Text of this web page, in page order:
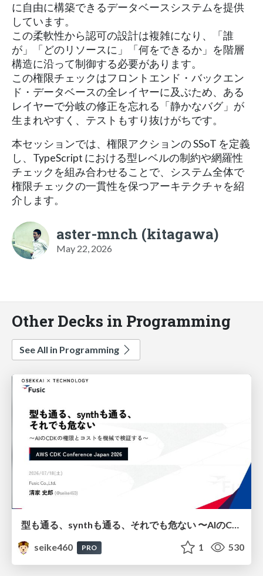
に自由に構築できるデータベースシステムを提供
しています。
この柔軟性から認可の設計は複雑になり、「誰
が」「どのリソースに」「何をできるか」を階層
構造に沿って制御する必要があります。
この権限チェックはフロントエンド・バックエン
ド・データベースの全レイヤーに及ぶため、ある
レイヤーで分岐の修正を忘れる「静かなバグ」が
生まれやすく、テストもすり抜けがちです。
本セッションでは、権限アクションの SSoT を定義
し、TypeScript における型レベルの制約や網羅性
チェックを組み合わせることで、システム全体で
権限チェックの一貫性を保つアーキテクチャを紹
介します。
aster-mnch (kitagawa)
May 22, 2026
Other Decks in Programming
See All in Programming
型も通る、synthも通る、それでも危ない 〜AIのCDKの権限とコストを機械で検証する〜 / It Passes Type Checks, It Passes Synth Checks, but It’s Still Risky — Automatically Verifying Permissions and Costs in AI’s CDK —
seike460
PRO 1 530